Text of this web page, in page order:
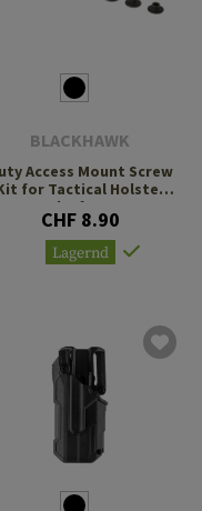
BLACKHAWK
Access Mount Screw
for Tactical Holster
Platform
CHF 8.90
Lagernd